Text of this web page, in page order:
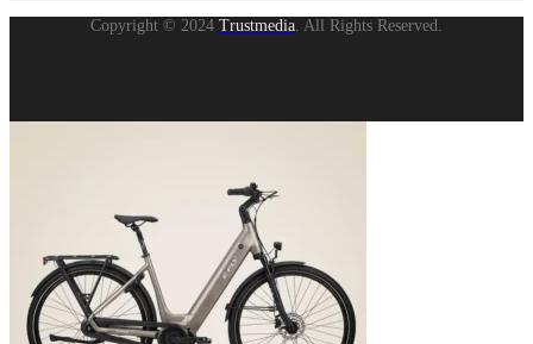
Copyright © 2024 Trustmedia . All Rights Reserved.